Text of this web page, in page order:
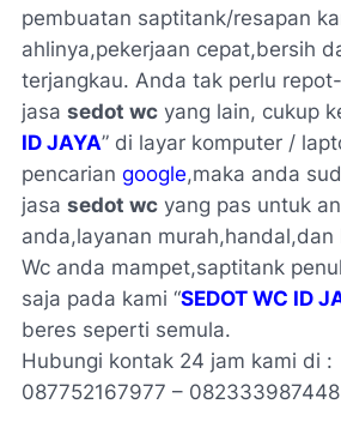
pembuatan saptitank/resapan
ahlinya,pekerjaan cepat,bersih
terjangkau. Anda tak perlu
jasa sedot wc yang lain, cukup
ID JAYA” di layar komputer /
pencarian google,maka anda
jasa sedot wc yang pas untuk
anda,layanan murah,handal,dan
Wc anda mampet,saptitank
saja pada kami “SEDOT WC ID
beres seperti semula.
Hubungi kontak 24 jam kami di :
087752167977 –